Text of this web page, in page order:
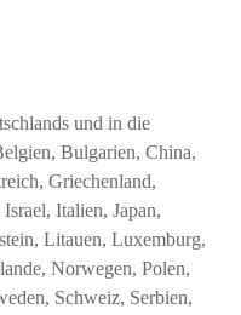
und in die
Bulgarien, China,
Griechenland,
Italien, Japan,
Litauen, Luxemburg,
Norwegen, Polen,
Schweiz, Serbien,